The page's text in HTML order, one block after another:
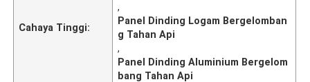
Cahaya Tinggi:
,
Panel Dinding Logam Bergelomban
g Tahan Api
,
Panel Dinding Aluminium Bergelom
bang Tahan Api